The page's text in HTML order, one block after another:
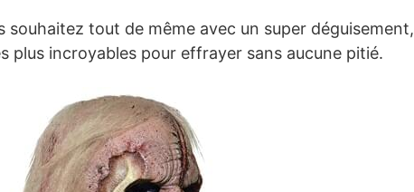
tout de même avec un super déguisement,
plus incroyables pour effrayer sans aucune pitié.